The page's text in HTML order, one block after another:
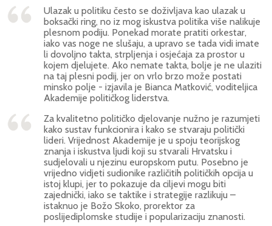
Ulazak u politiku često se doživljava kao ulazak u
boksački ring, no iz mog iskustva politika više nalikuje
plesnom podiju. Ponekad morate pratiti orkestar,
iako vas noge ne slušaju, a upravo se tada vidi imate
li dovoljno takta, strpljenja i osjećaja za prostor u
kojem djelujete. Ako nemate takta, bolje je ne ulaziti
na taj plesni podij, jer on vrlo brzo može postati
minsko polje - izjavila je Bianca Matković, voditeljica
Akademije političkog liderstva.
Za kvalitetno političko djelovanje nužno je razumjeti
kako sustav funkcionira i kako se stvaraju politički
lideri. Vrijednost Akademije je u spoju teorijskog
znanja i iskustva ljudi koji su stvarali Hrvatsku i
sudjelovali u njezinu europskom putu. Posebno je
vrijedno vidjeti sudionike različitih političkih opcija u
istoj klupi, jer to pokazuje da ciljevi mogu biti
zajednički, iako se taktike i strategije razlikuju –
istaknuo je Božo Skoko, prorektor za
poslijediplomske studije i popularizaciju znanosti.